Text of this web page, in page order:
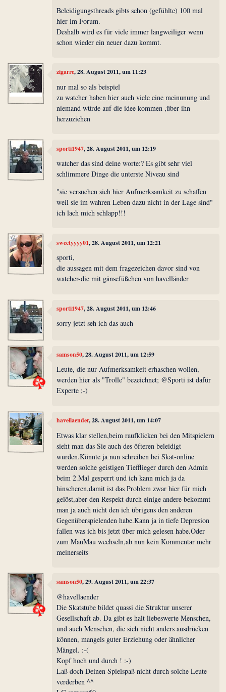
Beleidigungsthreads gibts schon (gefühlte) 100 mal
hier im Forum.
Deshalb wird es für viele immer langweiliger wenn
schon wieder ein neuer dazu kommt.
zigarre, 28. August 2011, um 11:23
nur mal so als beispiel
zu watcher haben hier auch viele eine meinunung und
niemand würde auf die idee kommen ,über ihn
herzuziehen
sporti1947, 28. August 2011, um 12:19
watcher das sind deine worte:? Es gibt sehr viel
schlimmere Dinge die unterste Niveau sind
"sie versuchen sich hier Aufmerksamkeit zu schaffen
weil sie im wahren Leben dazu nicht in der Lage sind"
ich lach mich schlapp!!!
sweetyyyy01, 28. August 2011, um 12:21
sporti,
die aussagen mit dem fragezeichen davor sind von
watcher-die mit gänsefüßchen von havelländer
sporti1947, 28. August 2011, um 12:46
sorry jetzt seh ich das auch
samson50, 28. August 2011, um 12:59
Leute, die nur Aufmerksamkeit erhaschen wollen,
werden hier als "Trolle" bezeichnet; @Sporti ist dafür
Experte ;-)
havellaender, 28. August 2011, um 14:07
Etwas klar stellen,beim raufklicken bei den Mitspielern
sieht man das Sie auch des öfteren beleidigt
wurden.Könnte ja nun schreiben bei Skat-online
werden solche geistigen Tiefflieger durch den Admin
beim 2.Mal gesperrt und ich kann mich ja da
hinscheren,damit ist das Problem zwar hier für mich
gelöst,aber den Respekt durch einige andere bekommt
man ja auch nicht den ich übrigens den anderen
Gegenüberspielenden habe.Kann ja in tiefe Depresion
fallen was ich bis jetzt über mich gelesen habe.Oder
zum MauMau wechseln,ab nun kein Kommentar mehr
meinerseits
samson50, 29. August 2011, um 22:37
@havellaender
Die Skatstube bildet quassi die Struktur unserer
Gesellschaft ab. Da gibt es halt liebeswerte Menschen,
und auch Menschen, die sich nicht anders ausdrücken
können, mangels guter Erziehung oder ähnlicher
Mängel. :-(
Kopf hoch und durch ! :-)
Laß doch Deinen Spielspaß nicht durch solche Leute
verderben ^^